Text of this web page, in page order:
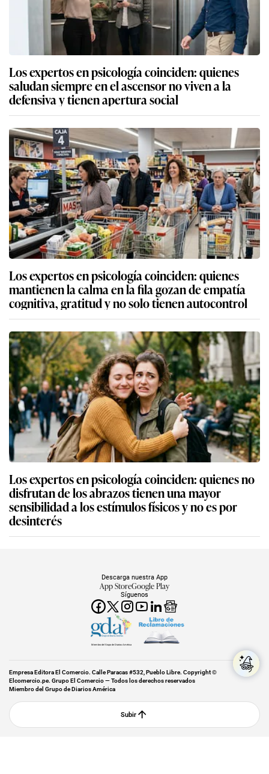
Los expertos en psicología coinciden: quienes
saludan siempre en el ascensor no viven a la
defensiva y tienen apertura social
Los expertos en psicología coinciden: quienes
mantienen la calma en la fila gozan de empatía
cognitiva, gratitud y no solo tienen autocontrol
Los expertos en psicología coinciden: quienes no
disfrutan de los abrazos tienen una mayor
sensibilidad a los estímulos físicos y no es por
desinterés
Síguenos
Descarga nuestra App
App StoreGoogle Play
Miembro del Grupo de Diarios América
Empresa Editora El Comercio. Calle Paracas #532, Pueblo Libre. Copyright ©
Elcomercio.pe. Grupo El Comercio — Todos los derechos reservados
Miembro del Grupo de Diarios América
Subir